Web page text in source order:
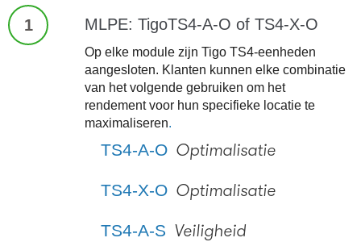
1 MLPE: TigoTS4-A-O of TS4-X-O
Op elke module zijn Tigo TS4-eenheden
aangesloten. Klanten kunnen elke combinatie
van het volgende gebruiken om het
rendement voor hun specifieke locatie te
maximaliseren.
TS4-A-O Optimalisatie
TS4-X-O Optimalisatie
TS4-A-S Veiligheid